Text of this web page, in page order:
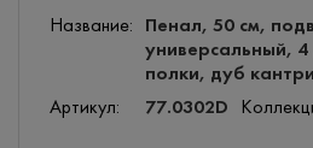
Название:
Пенал, 50 см,
универсальный,
полки, дуб кантри
Артикул: 77.0302D